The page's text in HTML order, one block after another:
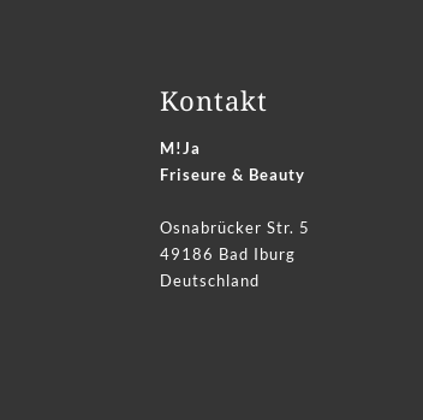
Kontakt
M!Ja
Friseure & Beauty
Osnabrücker Str. 5
49186 Bad Iburg
Deutschland